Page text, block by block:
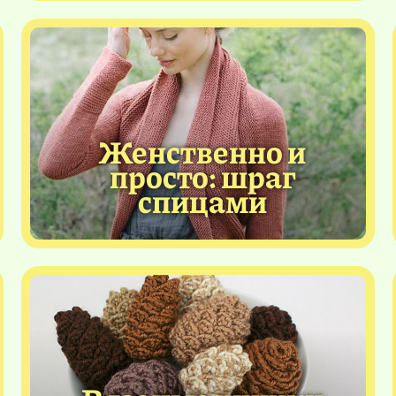
Женственно и
просто: шраг
спицами